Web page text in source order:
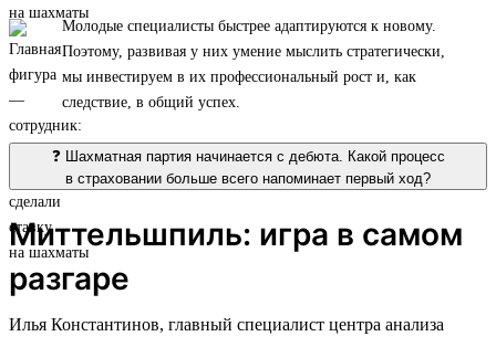
Молодые специалисты быстрее адаптируются к новому.
Поэтому, развивая у них умение мыслить стратегически,
мы инвестируем в их профессиональный рост и, как
следствие, в общий успех.
❓ Шахматная партия начинается с дебюта. Какой процесс
в страховании больше всего напоминает первый ход?
Миттельшпиль: игра в самом
разгаре
Илья Константинов, главный специалист центра анализа